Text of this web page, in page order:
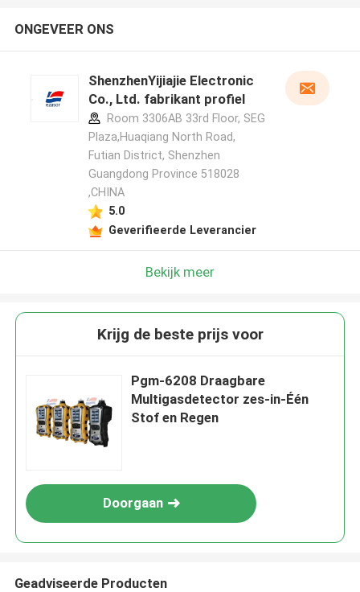
ONGEVEER ONS
ShenzhenYijiajie Electronic
Co., Ltd. fabrikant profiel
Room 3306AB 33rd Floor, SEG
Plaza,Huaqiang North Road,
Futian District, Shenzhen
Guangdong Province 518028
,CHINA
5.0
Geverifieerde Leverancier
Bekijk meer
Krijg de beste prijs voor
Pgm-6208 Draagbare
Multigasdetector zes-in-Één
Stof en Regen
Doorgaan
Geadviseerde Producten